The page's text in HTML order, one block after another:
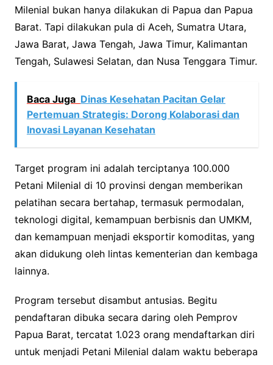
Milenial bukan hanya dilakukan di Papua dan Papua
Barat. Tapi dilakukan pula di Aceh, Sumatra Utara,
Jawa Barat, Jawa Tengah, Jawa Timur, Kalimantan
Tengah, Sulawesi Selatan, dan Nusa Tenggara Timur.
Baca Juga Dinas Kesehatan Pacitan Gelar
Pertemuan Strategis: Dorong Kolaborasi dan
Inovasi Layanan Kesehatan
Target program ini adalah terciptanya 100.000
Petani Milenial di 10 provinsi dengan memberikan
pelatihan secara bertahap, termasuk permodalan,
teknologi digital, kemampuan berbisnis dan UMKM,
dan kemampuan menjadi eksportir komoditas, yang
akan didukung oleh lintas kementerian dan kembaga
lainnya.
Program tersebut disambut antusias. Begitu
pendaftaran dibuka secara daring oleh Pemprov
Papua Barat, tercatat 1.023 orang mendaftarkan diri
untuk menjadi Petani Milenial dalam waktu beberapa